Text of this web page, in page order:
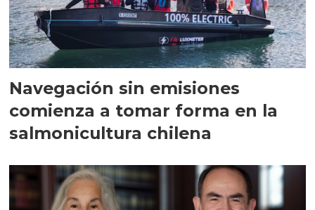
Navegación sin emisiones
comienza a tomar forma en la
salmonicultura chilena